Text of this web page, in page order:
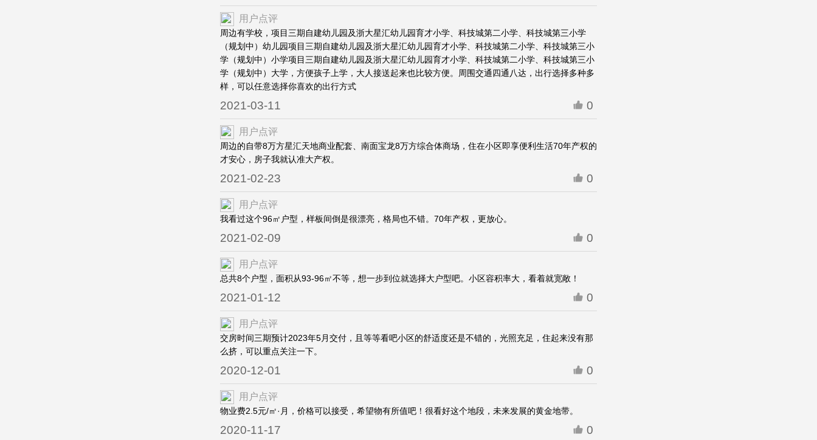
用户点评
周边有学校，项目三期自建幼儿园及浙大星汇幼儿园育才小学、科技城第二小学、科技城第三小学
（规划中）幼儿园项目三期自建幼儿园及浙大星汇幼儿园育才小学、科技城第二小学、科技城第三小
学（规划中）小学项目三期自建幼儿园及浙大星汇幼儿园育才小学、科技城第二小学、科技城第三小
学（规划中）大学，方便孩子上学，大人接送起来也比较方便。周围交通四通八达，出行选择多种多
样，可以任意选择你喜欢的出行方式
2021-03-11 0
用户点评
周边的自带8万方星汇天地商业配套、南面宝龙8万方综合体商场，住在小区即享便利生活70年产权的
才安心，房子我就认准大产权。
2021-02-23 0
用户点评
我看过这个96㎡户型，样板间倒是很漂亮，格局也不错。70年产权，更放心。
2021-02-09 0
用户点评
总共8个户型，面积从93-96㎡不等，想一步到位就选择大户型吧。小区容积率大，看着就宽敞！
2021-01-12 0
用户点评
交房时间三期预计2023年5月交付，且等等看吧小区的舒适度还是不错的，光照充足，住起来没有那
么挤，可以重点关注一下。
2020-12-01 0
用户点评
物业费2.5元/㎡·月，价格可以接受，希望物有所值吧！很看好这个地段，未来发展的黄金地带。
2020-11-17 0